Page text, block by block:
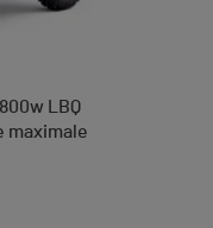
LBQ
maximale